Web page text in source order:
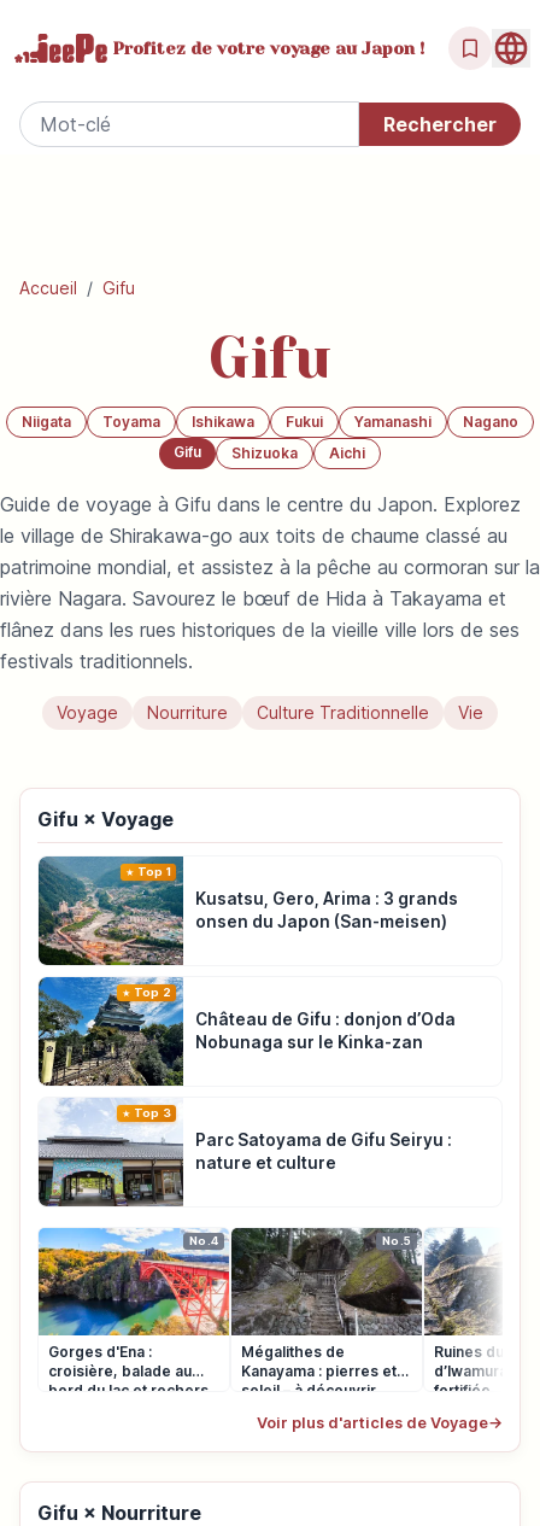
Profitez de votrevoyage au Japon !
Accueil / Gifu
Gifu
Niigata Toyama Ishikawa Fukui Yamanashi
Nagano
Gifu
Shizuoka Aichi
Guide de voyage à Gifu dans le centre du Japon. Explorez
le village de Shirakawa-go aux toits de chaume classé au
patrimoine mondial, et assistez à la pêche au cormoran sur la
rivière Nagara. Savourez le bœuf de Hida à Takayama et
flânez dans les rues historiques de la vieille ville lors de ses
festivals traditionnels.
Voyage Nourriture Culture Traditionnelle Vie
Gifu × Voyage
Top 1
Kusatsu, Gero, Arima : 3 grands
onsen du Japon (San-meisen)
Top 2
Château de Gifu : donjon d’Oda
Nobunaga sur le Kinka-zan
Top 3
Parc Satoyama de Gifu Seiryu :
nature et culture
No.4
Gorges d'Ena :
croisière, balade au
bord du lac et rochers
No.5
Mégalithes de
Kanayama : pierres et
soleil – à découvrir
Ruines du
d’Iwamura :
fortifiée
Voir plus d'articles de Voyage→
Gifu × Nourriture